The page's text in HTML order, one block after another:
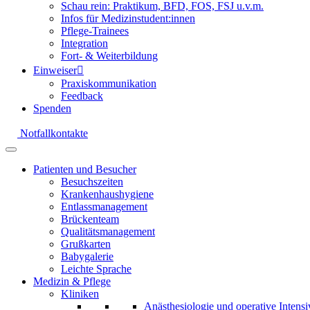
Schau rein: Praktikum, BFD, FOS, FSJ u.v.m.
Infos für Medizinstudent:innen
Pflege-Trainees
Integration
Fort- & Weiterbildung
Einweiser
Praxiskommunikation
Feedback
Spenden
Notfallkontakte
Patienten und Besucher
Besuchszeiten
Krankenhaushygiene
Entlassmanagement
Brückenteam
Qualitätsmanagement
Grußkarten
Babygalerie
Leichte Sprache
Medizin & Pflege
Kliniken
Anästhesiologie und operative